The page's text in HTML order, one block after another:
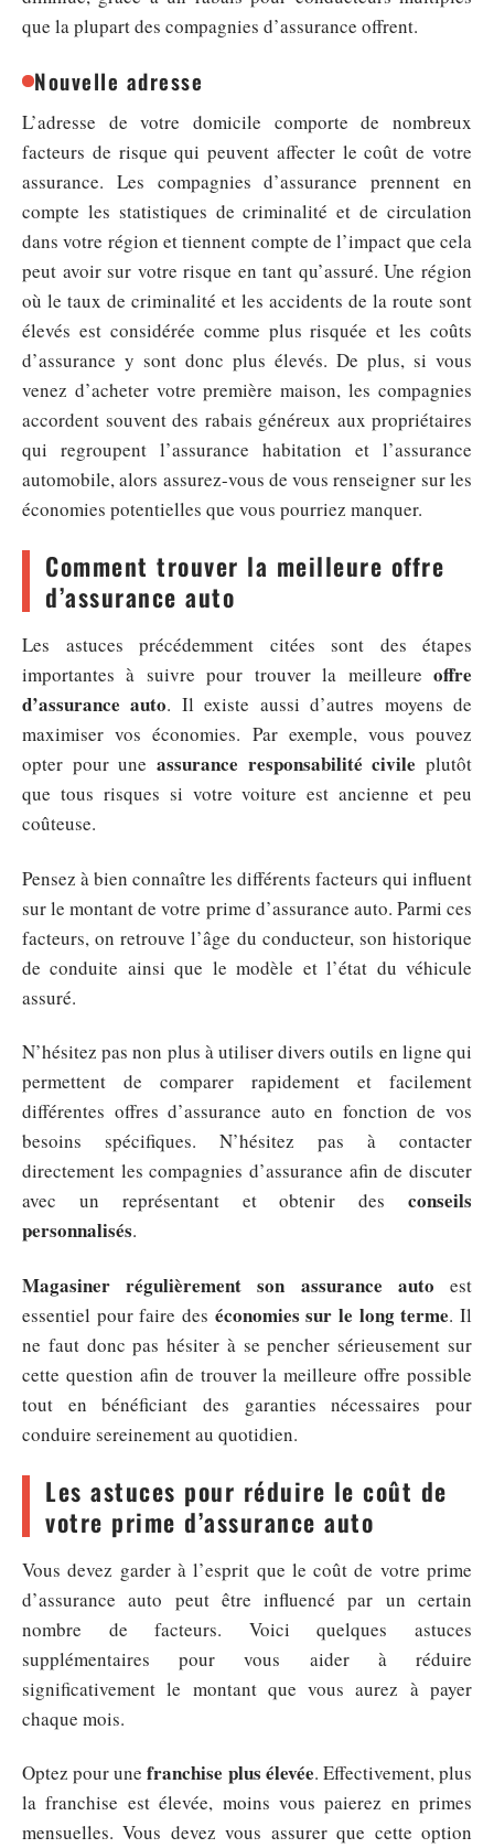
que la plupart des compagnies d’assurance offrent.
Nouvelle adresse
L’adresse de votre domicile comporte de nombreux
facteurs de risque qui peuvent affecter le coût de votre
assurance. Les compagnies d’assurance prennent en
compte les statistiques de criminalité et de circulation
dans votre région et tiennent compte de l’impact que cela
peut avoir sur votre risque en tant qu’assuré. Une région
où le taux de criminalité et les accidents de la route sont
élevés est considérée comme plus risquée et les coûts
d’assurance y sont donc plus élevés. De plus, si vous
venez d’acheter votre première maison, les compagnies
accordent souvent des rabais généreux aux propriétaires
qui regroupent l’assurance habitation et l’assurance
automobile, alors assurez-vous de vous renseigner sur les
économies potentielles que vous pourriez manquer.
Comment trouver la meilleure offre
d’assurance auto
Les astuces précédemment citées sont des étapes
importantes à suivre pour trouver la meilleure offre
d’assurance auto. Il existe aussi d’autres moyens de
maximiser vos économies. Par exemple, vous pouvez
opter pour une assurance responsabilité civile plutôt
que tous risques si votre voiture est ancienne et peu
coûteuse.
Pensez à bien connaître les différents facteurs qui influent
sur le montant de votre prime d’assurance auto. Parmi ces
facteurs, on retrouve l’âge du conducteur, son historique
de conduite ainsi que le modèle et l’état du véhicule
assuré.
N’hésitez pas non plus à utiliser divers outils en ligne qui
permettent de comparer rapidement et facilement
différentes offres d’assurance auto en fonction de vos
besoins spécifiques. N’hésitez pas à contacter
directement les compagnies d’assurance afin de discuter
avec un représentant et obtenir des conseils
personnalisés.
Magasiner régulièrement son assurance auto est
essentiel pour faire des économies sur le long terme. Il
ne faut donc pas hésiter à se pencher sérieusement sur
cette question afin de trouver la meilleure offre possible
tout en bénéficiant des garanties nécessaires pour
conduire sereinement au quotidien.
Les astuces pour réduire le coût de
votre prime d’assurance auto
Vous devez garder à l’esprit que le coût de votre prime
d’assurance auto peut être influencé par un certain
nombre de facteurs. Voici quelques astuces
supplémentaires pour vous aider à réduire
significativement le montant que vous aurez à payer
chaque mois.
Optez pour unefranchise plus élevée. Effectivement, plus
la franchise est élevée, moins vous paierez en primes
mensuelles. Vous devez vous assurer que cette option